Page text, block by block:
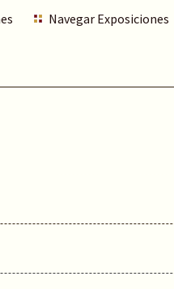
Navegar Exposiciones